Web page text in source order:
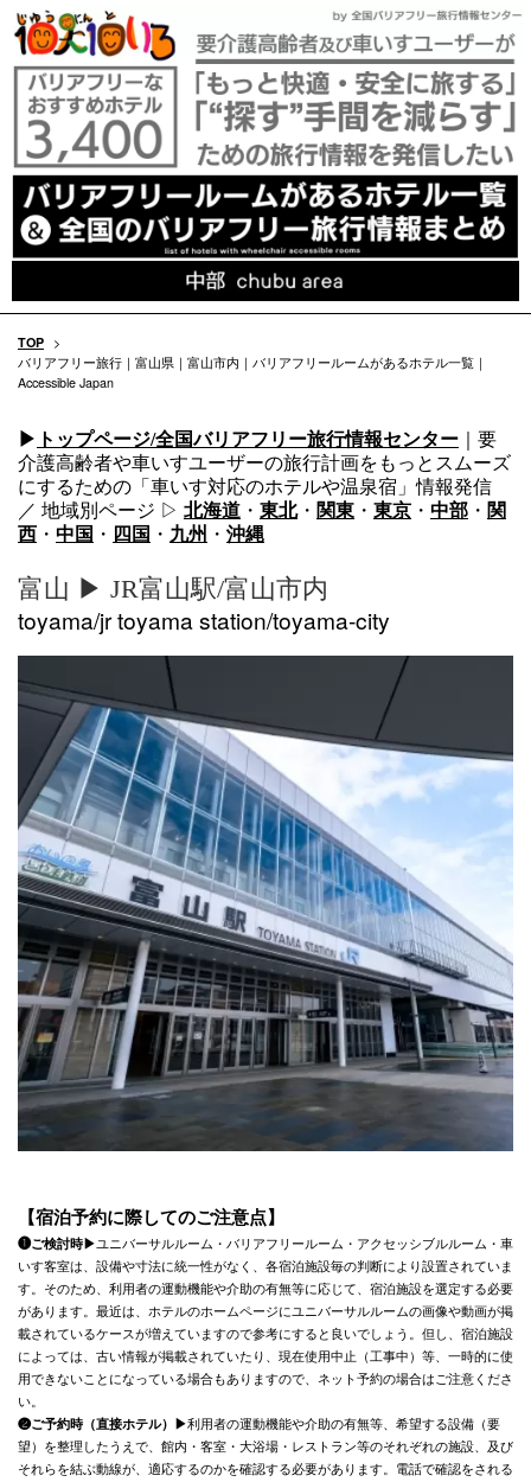
TOP >
バリアフリー旅行｜富山県｜富山市内｜バリアフリールームがあるホテル一覧｜
Accessible Japan
▶ トップページ/全国バリアフリー旅行情報センター ｜要
介護高齢者や車いすユーザーの旅行計画をもっとスムーズ
にするための「車いす対応のホテルや温泉宿」情報発信
／ 地域別ページ ▷ 北海道 ・ 東北・ 関東 ・ 東京 ・ 中部 ・ 関
西 ・ 中国 ・ 四国 ・ 九州 ・ 沖縄
富山 ▶︎ JR富山駅/富山市内
toyama/jr toyama station/toyama-city
【宿泊予約に際してのご注意点】
❶ご検討時▶ ユニバーサルルーム・バリアフリールーム・アクセッシブルルーム・車
いす客室は、設備や寸法に統一性がなく、各宿泊施設毎の判断により設置されていま
す。そのため、利用者の運動機能や介助の有無等に応じて、宿泊施設を選定する必要
があります。最近は、ホテルのホームページにユニバーサルルームの画像や動画が掲
載されているケースが増えていますので参考にすると良いでしょう。但し、宿泊施設
によっては、古い情報が掲載されていたり、現在使用中止（工事中）等、一時的に使
用できないことになっている場合もありますので、ネット予約の場合はご注意くださ
い。
❷ご予約時（直接ホテル）▶利用者の運動機能や介助の有無等、希望する設備（要
望）を整理したうえで、館内・客室・大浴場・レストラン等のそれぞれの施設、及び
それらを結ぶ動線が、適応するのかを確認する必要があります。電話で確認をされる